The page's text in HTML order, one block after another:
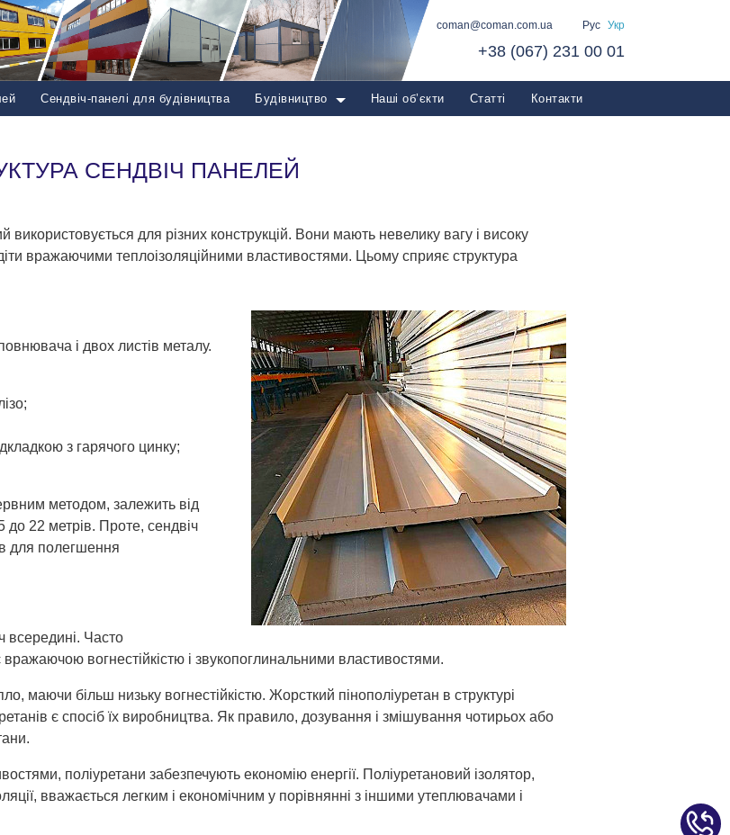
coman@coman.com.ua Рус Укр
+38 (067) 231 00 01
Сендвіч-панелі для будівництва Будівництво Наші об’єкти Статті Контакти
СЕНДВІЧ ПАНЕЛЕЙ
для різних конструкцій. Вони мають невелику вагу і високу
вражаючими теплоізоляційними властивостями. Цьому сприяє структура
і двох листів металу.
з гарячого цинку;
методом, залежить від
до 22 метрів. Проте, сендвіч
для полегшення
всередині. Часто
вогнестійкістю і звукопоглинальними властивостями.
маючи більш низьку вогнестійкістю. Жорсткий пінополіуретан в структурі
є спосіб їх виробництва. Як правило, дозування і змішування чотирьох або
поліуретани забезпечують економію енергії. Поліуретановий ізолятор,
вважається легким і економічним у порівнянні з іншими утеплювачами і